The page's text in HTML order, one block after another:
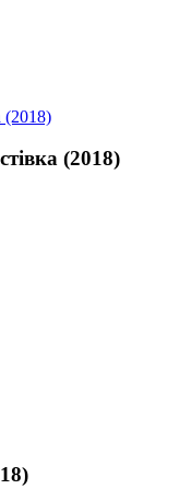
(2018)